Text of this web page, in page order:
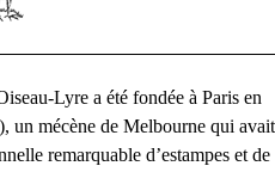
Lyre a été fondée à Paris en
un mécène de Melbourne qui avait
remarquable d’estampes et de